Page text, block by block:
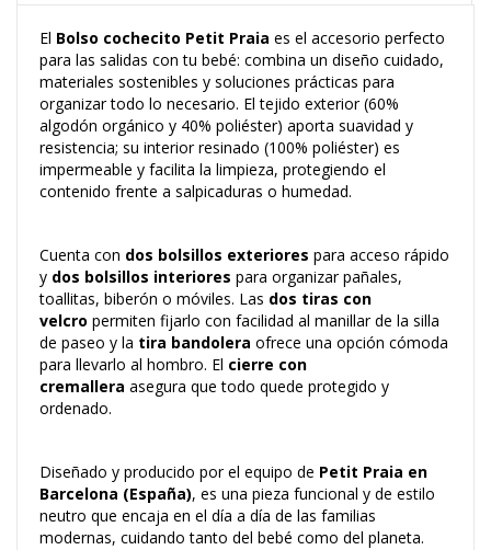
El Bolso cochecito Petit Praia es el accesorio perfecto
para las salidas con tu bebé: combina un diseño cuidado,
materiales sostenibles y soluciones prácticas para
organizar todo lo necesario. El tejido exterior (60%
algodón orgánico y 40% poliéster) aporta suavidad y
resistencia; su interior resinado (100% poliéster) es
impermeable y facilita la limpieza, protegiendo el
contenido frente a salpicaduras o humedad.
Cuenta con dos bolsillos exteriores para acceso rápido
y dos bolsillos interiores para organizar pañales,
toallitas, biberón o móviles. Las dos tiras con
velcro permiten fijarlo con facilidad al manillar de la silla
de paseo y la tira bandolera ofrece una opción cómoda
para llevarlo al hombro. El cierre con
cremallera asegura que todo quede protegido y
ordenado.
Diseñado y producido por el equipo de Petit Praia en
Barcelona (España), es una pieza funcional y de estilo
neutro que encaja en el día a día de las familias
modernas, cuidando tanto del bebé como del planeta.